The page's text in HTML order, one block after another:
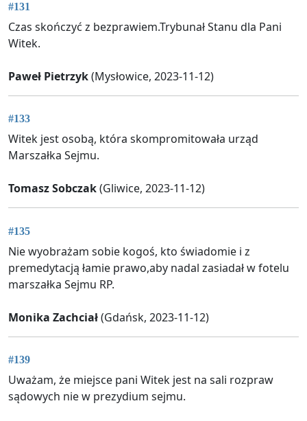
#131
Czas skończyć z bezprawiem.Trybunał Stanu dla Pani
Witek.
Paweł Pietrzyk(Mysłowice, 2023-11-12)
#133
Witek jest osobą, która skompromitowała urząd
Marszałka Sejmu.
Tomasz Sobczak(Gliwice, 2023-11-12)
#135
Nie wyobrażam sobie kogoś, kto świadomie i z
premedytacją łamie prawo,aby nadal zasiadał w fotelu
marszałka Sejmu RP.
Monika Zachciał(Gdańsk, 2023-11-12)
#139
Uważam, że miejsce pani Witek jest na sali rozpraw
sądowych nie w prezydium sejmu.